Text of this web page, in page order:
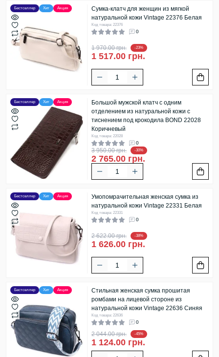
Бестселлер Хит Акция
Сумка-клатч для женщин из мягкой
натуральной кожи Vintage 22376 Белая
Код товара: 22376
0
1 970.00 грн. -23%
1 517.00 грн.
Бестселлер Хит Акция
Большой мужской клатч с одним
отделением из натуральной кожи с
тиснением под крокодила BOND 22028
Коричневый
Код товара: 22028
0
3 950.00 грн. -30%
2 765.00 грн.
Бестселлер Хит Акция
Умопомрачительная женская сумка из
натуральной кожи Vintage 22331 Белая
Код товара: 22331
0
2 622.00 грн. -38%
1 626.00 грн.
Бестселлер Хит Акция
Стильная женская сумка прошитая
ромбами на лицевой стороне из
натуральной кожи Vintage 22636 Синяя
Код товара: 22636
0
2 044.00 грн. -45%
1 124.00 грн.